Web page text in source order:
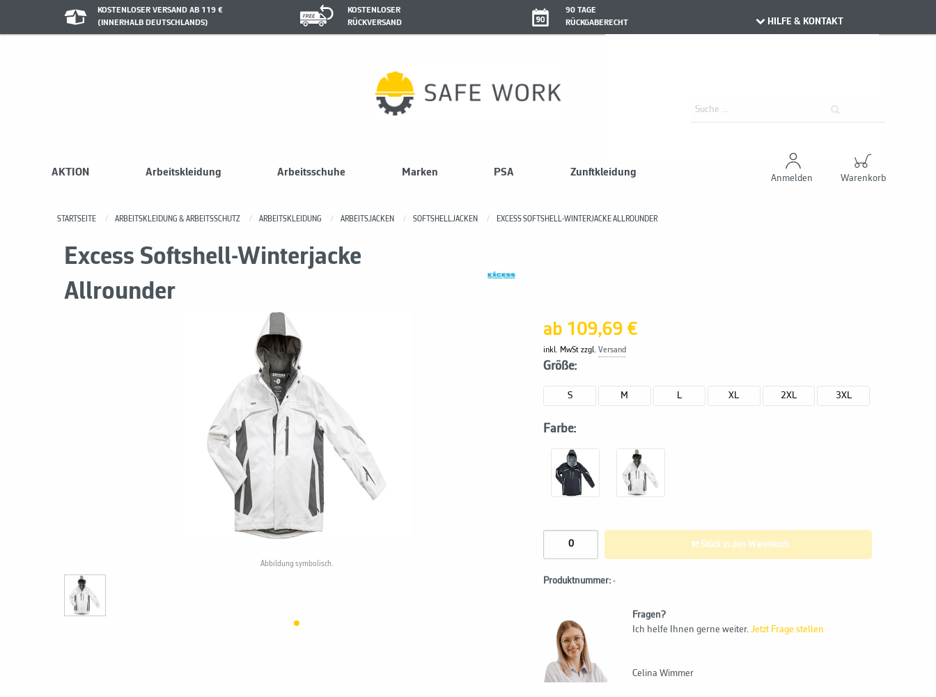
KOSTENLOSER VERSAND AB 119 €
(INNERHALB DEUTSCHLANDS)
KOSTENLOSER
RÜCKVERSAND
90 TAGE
RÜCKGABERECHT
HILFE & KONTAKT
AKTION Arbeitskleidung Arbeitsschuhe Marken PSA Zunftkleidung
Anmelden Warenkorb
STARTSEITE ARBEITSKLEIDUNG & ARBEITSSCHUTZ ARBEITSKLEIDUNG ARBEITSJACKEN SOFTSHELLJACKEN EXCESS SOFTSHELL-WINTERJACKE ALLROUNDER
Excess Softshell-Winterjacke
Allrounder
Abbildung symbolisch.
ab 109,69 €
inkl. MwSt zzgl.Versand
Größe:
S M L XL 2XL 3XL
Farbe:
Stück in den Warenkorb
Produktnummer: -
Fragen?
Ich helfe Ihnen gerne weiter.Jetzt Frage stellen
Celina Wimmer